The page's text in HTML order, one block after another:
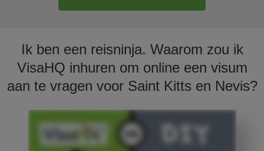
Ik ben een reisninja. Waarom zou ik
VisaHQ inhuren om online een visum
aan te vragen voor Saint Kitts en Nevis?